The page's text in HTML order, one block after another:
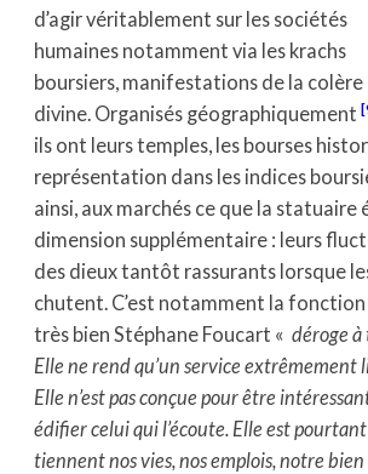
d’agir véritablement sur les sociétés
humaines notamment via les krachs
boursiers, manifestations de la colère
divine. Organisés géographiquement
ils ont leurs temples, les bourses
représentation dans les indices
ainsi, aux marchés ce que la
dimension supplémentaire : leurs
des dieux tantôt rassurants lorsque
chutent. C’est notamment la
très bien Stéphane Foucart « déroge à
Elle ne rend qu’un service
Elle n’est pas conçue pour être
édifier celui qui l’écoute. Elle est
tiennent nos vies, nos emplois, notre